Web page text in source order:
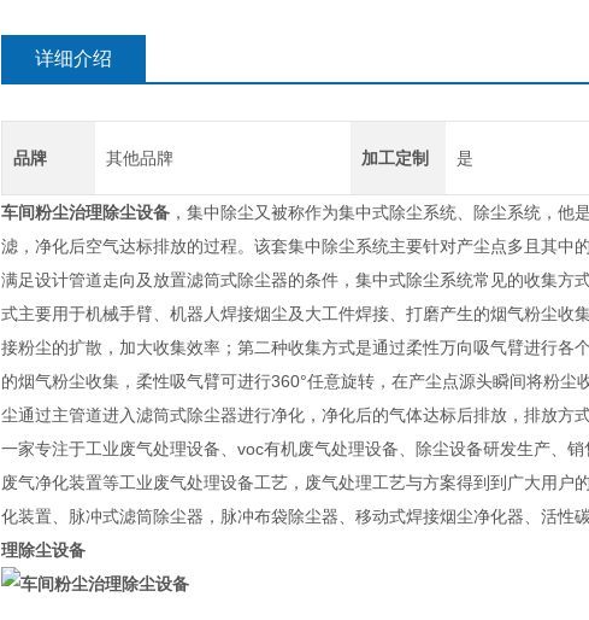
详细介绍
品牌 其他品牌 加工定制 是
车间粉尘治理除尘设备 ，集中除尘又被称作为集中式除尘系统、除尘系统，
滤，净化后空气达标排放的过程。该套集中除尘系统主要针对产尘点多且其中
满足设计管道走向及放置滤筒式除尘器的条件，集中式除尘系统常见的收集方
式主要用于机械手臂、机器人焊接烟尘及大工件焊接、打磨产生的烟气粉尘收
接粉尘的扩散，加大收集效率；第二种收集方式是通过柔性万向吸气臂进行各
的烟气粉尘收集，柔性吸气臂可进行360°任意旋转，在产尘点源头瞬间将粉
尘通过主管道进入滤筒式除尘器进行净化，净化后的气体达标后排放，排放方
一家专注于工业废气处理设备、voc有机废气处理设备、除尘设备研发生产、
废气净化装置等工业废气处理设备工艺，废气处理工艺与方案得到到广大用
化装置、脉冲式滤筒除尘器，脉冲布袋除尘器、移动式焊接烟尘净化器、活性
理除尘设备